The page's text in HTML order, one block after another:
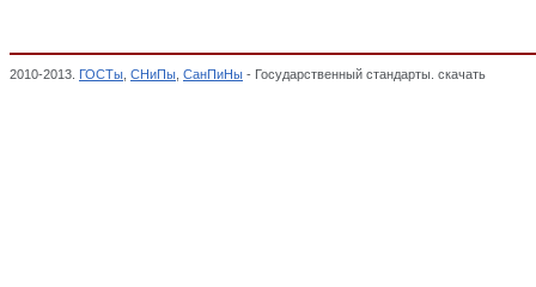
2010-2013. ГОСТы СНиПы СанПиНы - Государственный стандарты. скачать